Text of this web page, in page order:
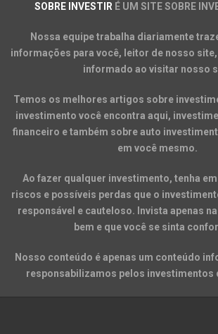
SOBRE INVESTIR É UM SITE SOBRE
Nossa equipe trabalha diariamente
informações para você, leitor de nosso
informado ao visitar nosso
Temos os melhores artigos sobre
investimento você encontra aqui,
financeiro e também sobre auto
em você mesmo.
Ao fazer qualquer investimento, tenha
riscos e possíveis perdas que o
responsável e cauteloso. Invista apenas
bem e que você se sinta
Nosso conteúdo é apenas um conteúdo
responsabilizamos pelos investimentos